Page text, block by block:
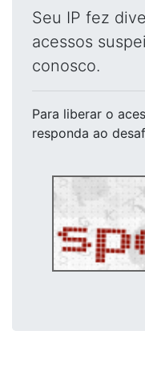
Seu IP fez
acessos
conosco.
Para liberar o
responda ao